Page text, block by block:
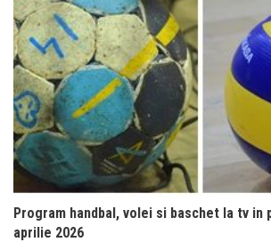
Program handbal, volei si baschet la tv in
aprilie 2026